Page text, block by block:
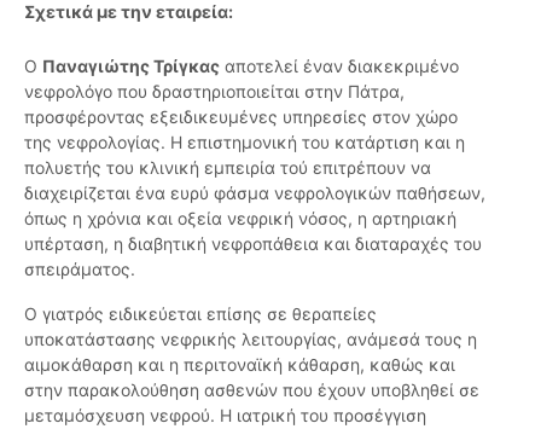
Σχετικά με την εταιρεία:
Ο Παναγιώτης Τρίγκας αποτελεί έναν διακεκριμένο
νεφρολόγο που δραστηριοποιείται στην Πάτρα,
προσφέροντας εξειδικευμένες υπηρεσίες στον χώρο
της νεφρολογίας. Η επιστημονική του κατάρτιση και η
πολυετής του κλινική εμπειρία τού επιτρέπουν να
διαχειρίζεται ένα ευρύ φάσμα νεφρολογικών παθήσεων,
όπως η χρόνια και οξεία νεφρική νόσος, η αρτηριακή
υπέρταση, η διαβητική νεφροπάθεια και διαταραχές του
σπειράματος.
Ο γιατρός ειδικεύεται επίσης σε θεραπείες
υποκατάστασης νεφρικής λειτουργίας, ανάμεσά τους η
αιμοκάθαρση και η περιτοναϊκή κάθαρση, καθώς και
στην παρακολούθηση ασθενών που έχουν υποβληθεί σε
μεταμόσχευση νεφρού. Η ιατρική του προσέγγιση